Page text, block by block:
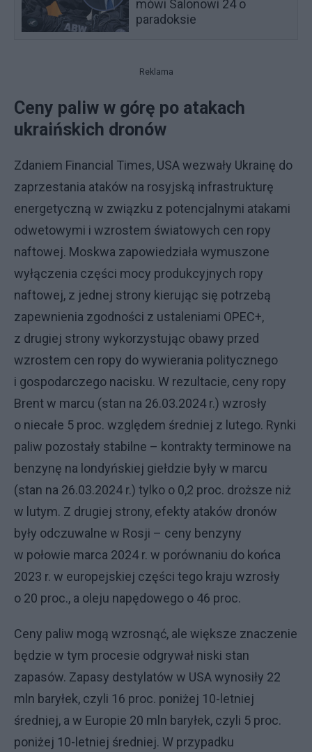
mówi Salonowi 24 o
paradoksie
Reklama
Ceny paliw w górę po atakach
ukraińskich dronów
Zdaniem Financial Times, USA wezwały Ukrainę do
zaprzestania ataków na rosyjską infrastrukturę
energetyczną w związku z potencjalnymi atakami
odwetowymi i wzrostem światowych cen ropy
naftowej. Moskwa zapowiedziała wymuszone
wyłączenia części mocy produkcyjnych ropy
naftowej, z jednej strony kierując się potrzebą
zapewnienia zgodności z ustaleniami OPEC+,
z drugiej strony wykorzystując obawy przed
wzrostem cen ropy do wywierania politycznego
i gospodarczego nacisku. W rezultacie, ceny ropy
Brent w marcu (stan na 26.03.2024 r.) wzrosły
o niecałe 5 proc. względem średniej z lutego. Rynki
paliw pozostały stabilne – kontrakty terminowe na
benzynę na londyńskiej giełdzie były w marcu
(stan na 26.03.2024 r.) tylko o 0,2 proc. droższe niż
w lutym. Z drugiej strony, efekty ataków dronów
były odczuwalne w Rosji – ceny benzyny
w połowie marca 2024 r. w porównaniu do końca
2023 r. w europejskiej części tego kraju wzrosły
o 20 proc., a oleju napędowego o 46 proc.
Ceny paliw mogą wzrosnąć, ale większe znaczenie
będzie w tym procesie odgrywał niski stan
zapasów. Zapasy destylatów w USA wynosiły 22
mln baryłek, czyli 16 proc. poniżej 10-letniej
średniej, a w Europie 20 mln baryłek, czyli 5 proc.
poniżej 10-letniej średniej. W przypadku